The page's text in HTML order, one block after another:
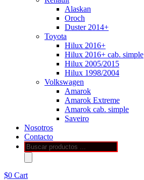
Alaskan
Oroch
Duster 2014+
Toyota
Hilux 2016+
Hilux 2016+ cab. simple
Hilux 2005/2015
Hilux 1998/2004
Volkswagen
Amarok
Amarok Extreme
Amarok cab. simple
Saveiro
Nosotros
Contacto
Búsqueda
de
productos
$0 Cart